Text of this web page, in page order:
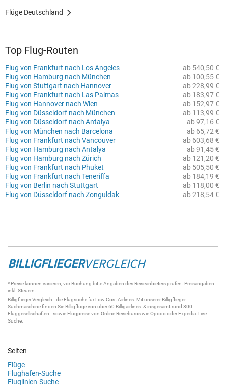
Flüge Deutschland
Top Flug-Routen
ab 540,50 €
Flug von Frankfurt nach Los Angeles
ab 100,55 €
Flug von Hamburg nach München
ab 228,99 €
Flug von Stuttgart nach Hannover
ab 183,97 €
Flug von Frankfurt nach Las Palmas
ab 152,97 €
Flug von Hannover nach Wien
ab 113,99 €
Flug von Düsseldorf nach München
ab 97,16 €
Flug von Düsseldorf nach Antalya
ab 65,72 €
Flug von München nach Barcelona
ab 603,68 €
Flug von Frankfurt nach Vancouver
ab 91,45 €
Flug von Hamburg nach Antalya
ab 121,20 €
Flug von Hamburg nach Zürich
ab 505,50 €
Flug von Frankfurt nach Phuket
ab 184,19 €
Flug von Frankfurt nach Teneriffa
ab 118,00 €
Flug von Berlin nach Stuttgart
ab 218,54 €
Flug von Düsseldorf nach Zonguldak
BILLIGFLIEGERVERGLEICH
* Preise können variieren, vor Buchung bitte Angaben des Reiseanbieters prüfen. Preisangaben
inkl. Steuern.
BilligfliegerVergleich - die Flugsuchefür Low Cost Airlines. Mit unsererBilligflieger
Suchmaschinefinden Sie Billigflügevon über 60 Billigairlines . & insgesamt rund 800
Fluggesellschaften - sowie Flugpreise von Online Reisebüros wie Opodo oder Expedia. Live-
Suche
Seiten
Flüge
Flughafen-Suche
Fluglinien-Suche